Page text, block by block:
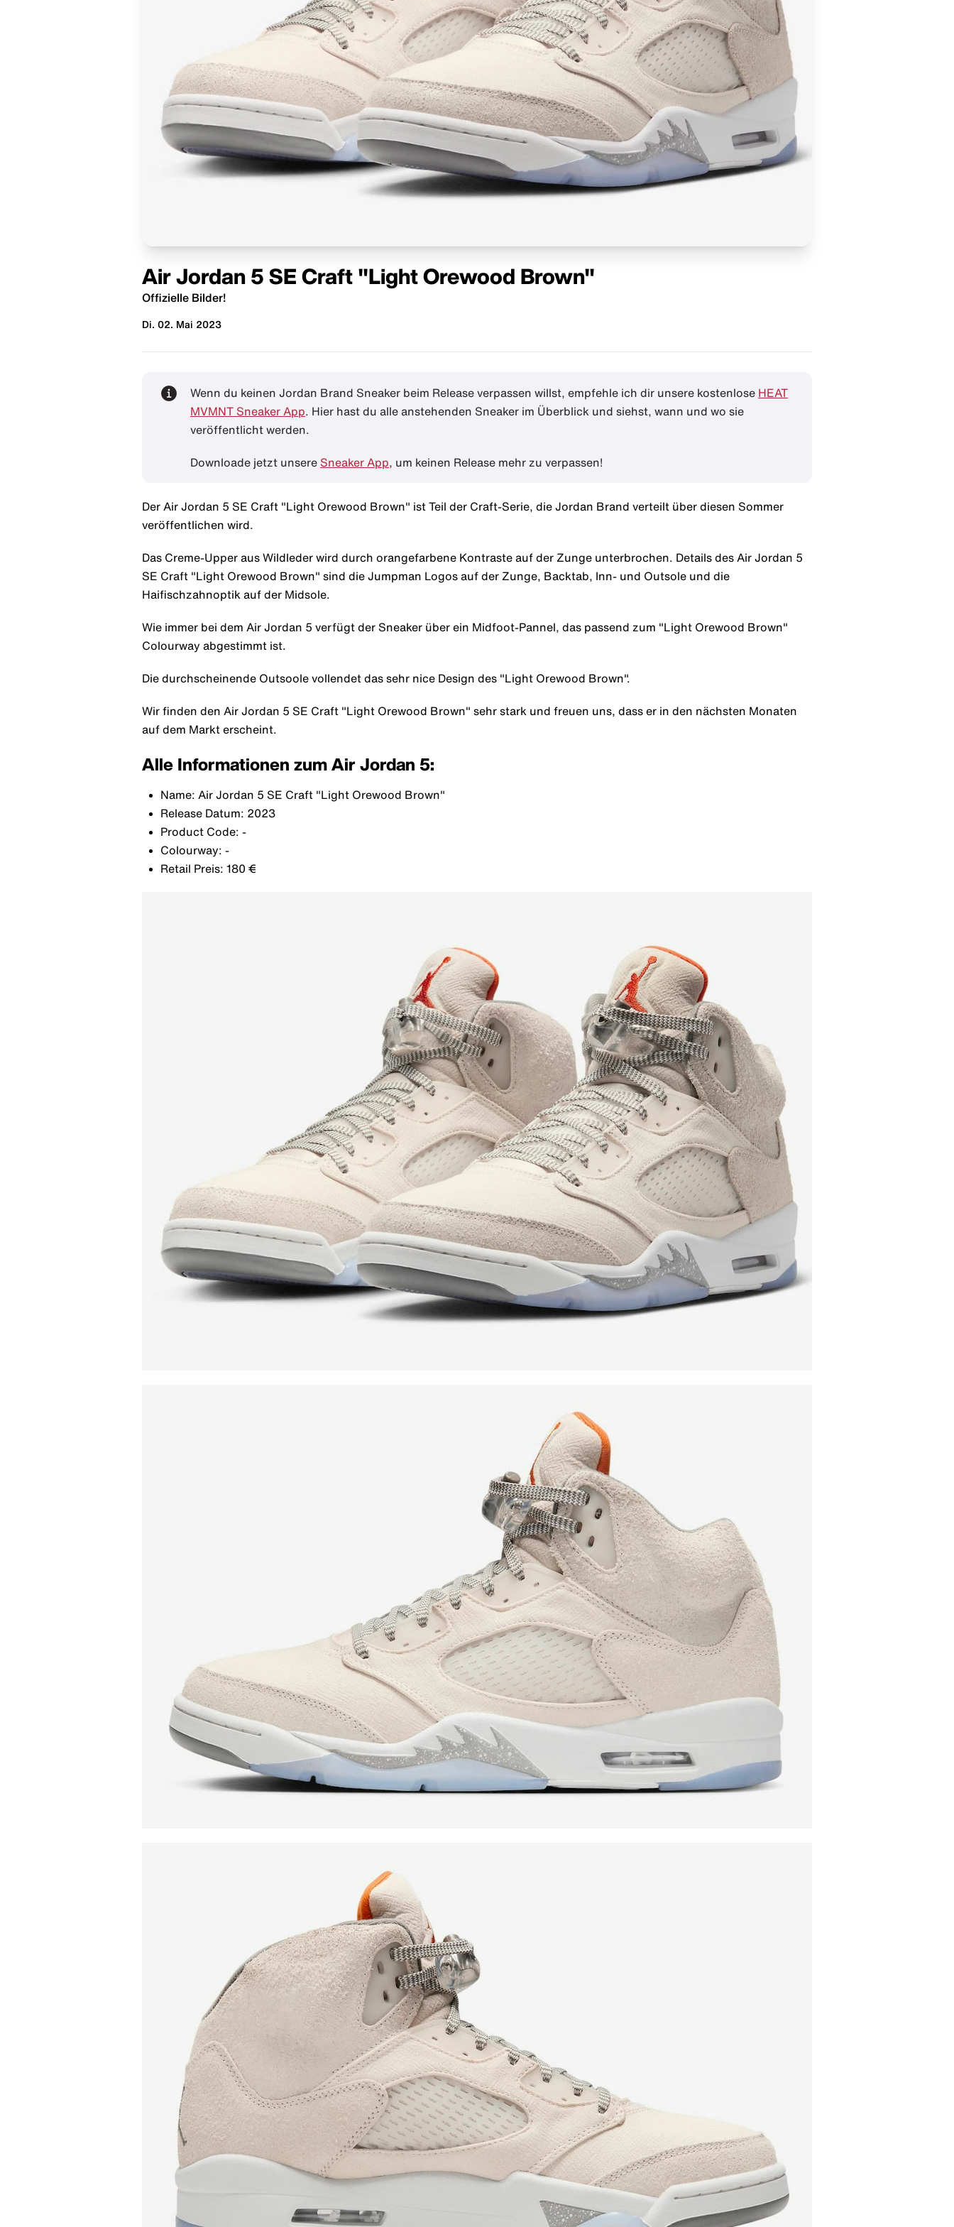
Air Jordan 5 SE Craft "Light Orewood Brown"
Offizielle Bilder!
Di. 02. Mai 2023
Wenn du keinen Jordan Brand Sneaker beim Release verpassen willst, empfehle ich dir unsere kostenlose HEAT
MVMNT Sneaker App . Hier hast du alle anstehenden Sneaker im Überblick und siehst, wann und wo sie
veröffentlicht werden.
Downloade jetzt unsere Sneaker App , um keinen Release mehr zu verpassen!
Der Air Jordan 5 SE Craft "Light Orewood Brown" ist Teil der Craft-Serie, die Jordan Brand verteilt über diesen Sommer
veröffentlichen wird.
Das Creme-Upper aus Wildleder wird durch orangefarbene Kontraste auf der Zunge unterbrochen. Details des Air Jordan 5
SE Craft "Light Orewood Brown" sind die Jumpman Logos auf der Zunge, Backtab, Inn- und Outsole und die
Haifischzahnoptik auf der Midsole.
Wie immer bei dem Air Jordan 5 verfügt der Sneaker über ein Midfoot-Pannel, das passend zum "Light Orewood Brown"
Colourway abgestimmt ist.
Die durchscheinende Outsoole vollendet das sehr nice Design des "Light Orewood Brown".
Wir finden den Air Jordan 5 SE Craft "Light Orewood Brown" sehr stark und freuen uns, dass er in den nächsten Monaten
auf dem Markt erscheint.
Alle Informationen zum Air Jordan 5:
Name: Air Jordan 5 SE Craft "Light Orewood Brown"
Release Datum: 2023
Product Code: -
Colourway: -
Retail Preis: 180 €